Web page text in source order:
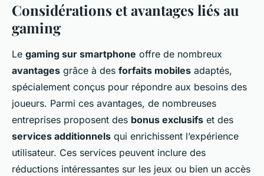
Considérations et avantages liés au
gaming
Le gaming sur smartphone offre de nombreux
avantages grâce à des forfaits mobiles adaptés,
spécialement conçus pour répondre aux besoins des
joueurs. Parmi ces avantages, de nombreuses
entreprises proposent des bonus exclusifs et des
services additionnels qui enrichissent l’expérience
utilisateur. Ces services peuvent inclure des
réductions intéressantes sur les jeux ou bien un accès